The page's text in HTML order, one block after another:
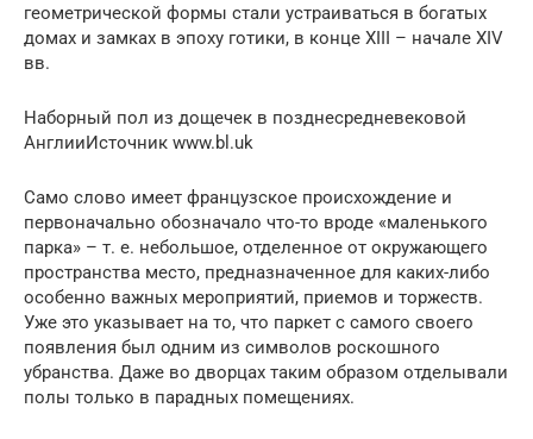
геометрической формы стали устраиваться в богатых
домах и замках в эпоху готики, в конце XIII – начале XIV
вв.
Наборный пол из дощечек в позднесредневековой
АнглииИсточник www.bl.uk
Само слово имеет французское происхождение и
первоначально обозначало что-то вроде «маленького
парка» – т. е. небольшое, отделенное от окружающего
пространства место, предназначенное для каких-либо
особенно важных мероприятий, приемов и торжеств.
Уже это указывает на то, что паркет с самого своего
появления был одним из символов роскошного
убранства. Даже во дворцах таким образом отделывали
полы только в парадных помещениях.